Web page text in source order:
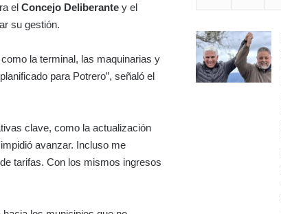
elConcejo Deliberante y el
su gestión.
la terminal, las maquinarias y
para Potrero”, señaló el
clave, como la actualización
avanzar. Incluso me
tarifas. Con los mismos ingresos